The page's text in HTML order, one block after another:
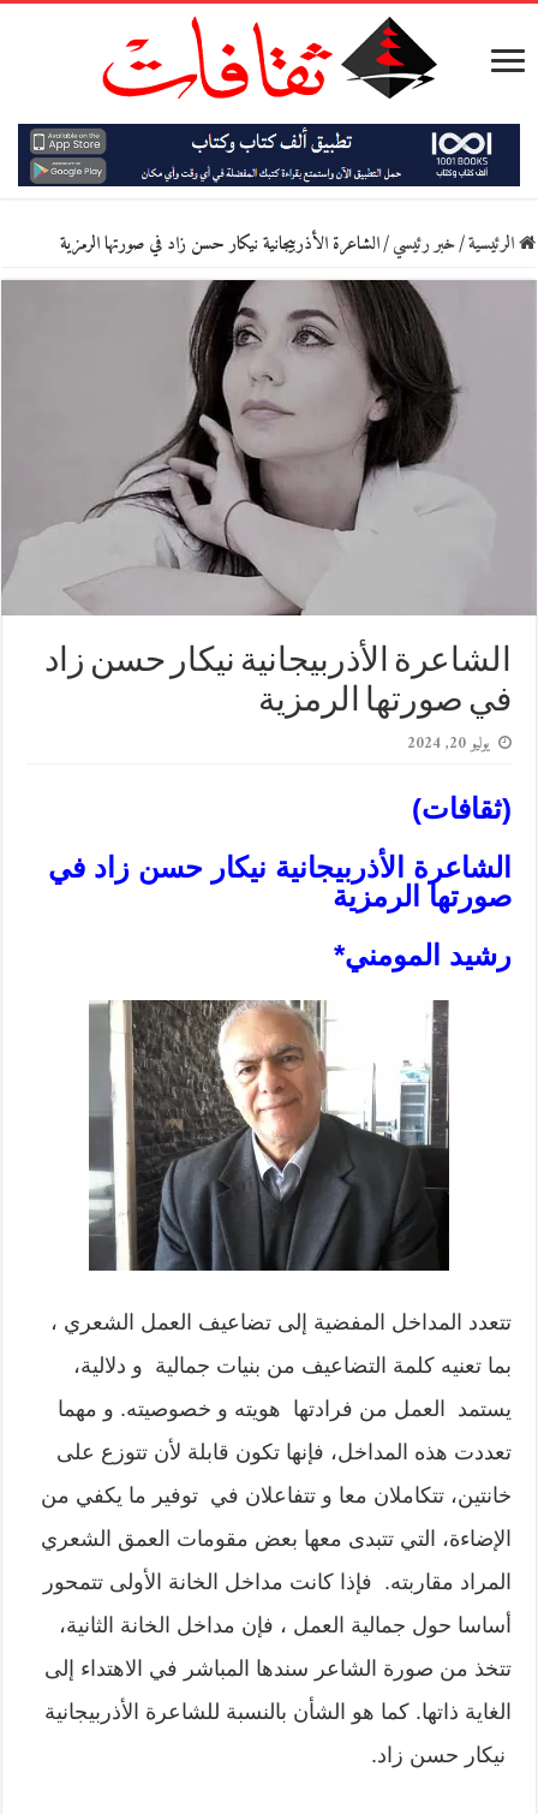
الرئيسية/خبر رئيسي/الشاعرة الأذربيجانية نيكار حسن زاد في صورتها الرمزية
الشاعرة الأذربيجانية نيكار حسن زاد
في صورتها الرمزية
يوليو 20, 2024
(ثقافات)
الشاعرة الأذربيجانية نيكار حسن زادفي
صورتها الرمزية
رشيد المومني*
تتعدد المداخل المفضية إلى تضاعيف العمل الشعري ،
بما تعنيه كلمة التضاعيف من بنيات جمالية و دلالية،
يستمد العمل من فرادتها هويته و خصوصيته. و مهما
تعددت هذه المداخل، فإنها تكون قابلة لأن تتوزع على
خانتين، تتكاملان معا و تتفاعلان في توفير ما يكفي من
الإضاءة، التي تتبدى معها بعض مقومات العمق الشعري
المراد مقاربته. فإذا كانت مداخل الخانة الأولى تتمحور
أساسا حول جمالية العمل ، فإن مداخل الخانة الثانية،
تتخذ من صورة الشاعر سندها المباشر في الاهتداء إلى
الغاية ذاتها. كما هو الشأن بالنسبة للشاعرة الأذربيجانية
نيكار حسن زاد.